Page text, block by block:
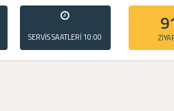
SERVİS SAATLERİ 10:00
- 20:00